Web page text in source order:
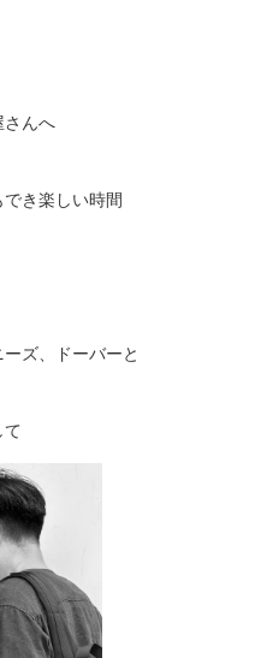
んへ
き楽しい時間
ズ、ドーバーと